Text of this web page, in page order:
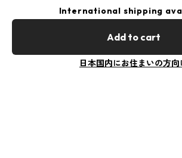
International shipping
Add to cart
日本国内にお住まいの方向